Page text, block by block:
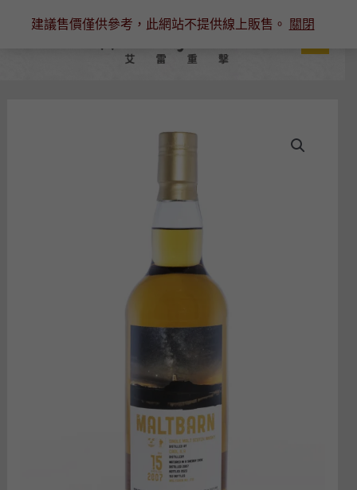
建議售價僅供參考，此網站不提供線上販售。 關閉